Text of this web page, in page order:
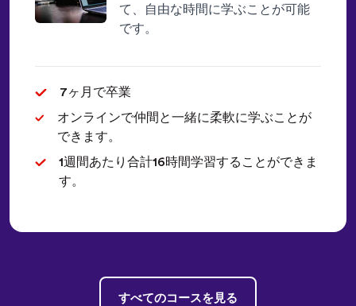
て、自由な時間に学ぶことが可能
です。
7ヶ月で卒業
オンラインで仲間と一緒に柔軟に学ぶことが
できます。
1週間あたり合計16時間学習することができま
す。
すべてのコースを見る